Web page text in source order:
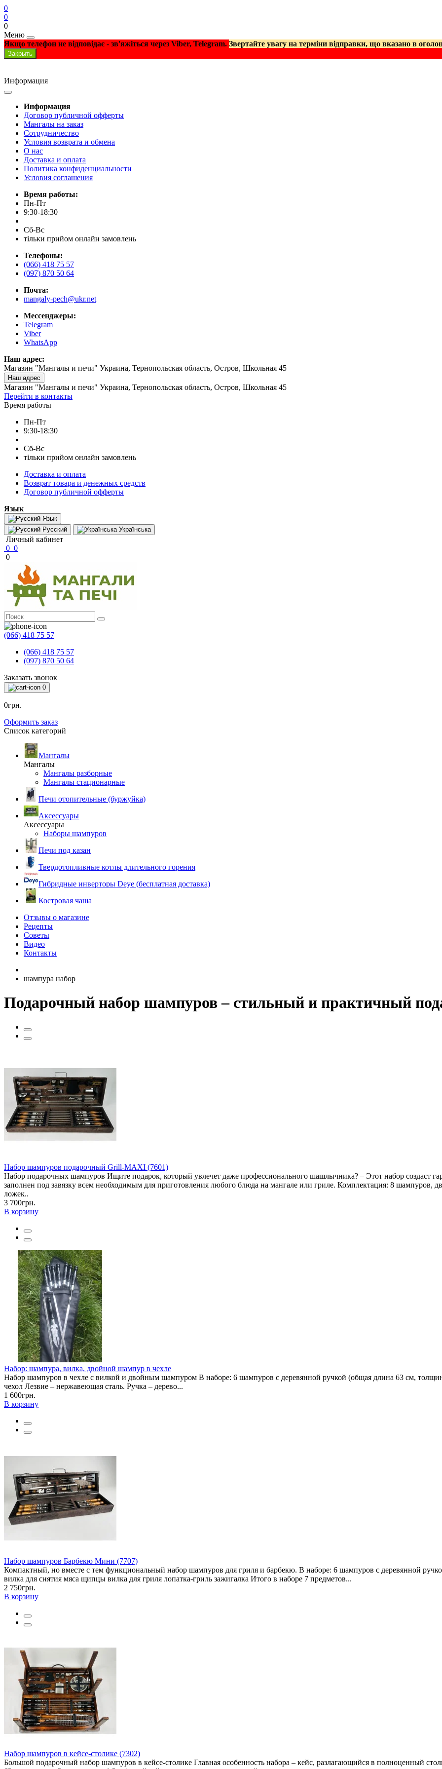
0
0
0
Меню
Якщо телефон не відповідає - зв'яжіться через Viber, Telegram. Звертайте увагу на терміни відправки, що вказано в
Закрыть
Информация
Информация
Договор публичной офферты
Мангалы на заказ
Сотрудничество
Условия возврата и обмена
О нас
Доставка и оплата
Политика конфиденциальности
Условия соглашения
Время работы:
Пн-Пт
9:30-18:30
Сб-Вс
тільки прийом онлайн замовлень
Телефоны:
(066) 418 75 57
(097) 870 50 64
Почта:
mangaly-pech@ukr.net
Мессенджеры:
Telegram
Viber
WhatsApp
Наш адрес:
Магазин "Мангалы и печи" Украина, Тернопольская область, Остров, Школьная 45
Наш адрес
Магазин "Мангалы и печи" Украина, Тернопольская область, Остров, Школьная 45
Перейти в контакты
Время работы
Пн-Пт
9:30-18:30
Сб-Вс
тільки прийом онлайн замовлень
Доставка и оплата
Возврат товара и денежных средств
Договор публичной офферты
Язык
Язык
Русский
Українська
Личный кабинет
0 0
0
(066) 418 75 57
(066) 418 75 57
(097) 870 50 64
Заказать звонок
0
0грн.
Оформить заказ
Список категорий
Мангалы
Мангалы
Мангалы разборные
Мангалы стационарные
Печи отопительные (буржуйка)
Аксессуары
Аксессуары
Наборы шампуров
Печи под казан
Твердотопливные котлы длительного горения
Гибридные инверторы Deye (бесплатная доставка)
Костровая чаша
Отзывы о магазине
Рецепты
Советы
Видео
Контакты
шампура набор
Подарочный набор шампуров – стильный и практичный
Набор шампуров подарочный Grill-MAXI (7601)
Набор подарочных шампуров Ищите подарок, который увлечет даже профессионального шашлычника? – Этот набор создаст
заполнен под завязку всем необходимым для приготовления любого блюда на мангале или гриле. Комплектация: 8
ложек..
3 700грн.
В корзину
Набор: шампура, вилка, двойной шампур в чехле
Набор шампуров в чехле с вилкой и двойным шампуром В наборе: 6 шампуров с деревянной ручкой (общая длина 63 см,
чехол Лезвие – нержавеющая сталь. Ручка – дерево...
1 600грн.
В корзину
Набор шампуров Барбекю Мини (7707)
Компактный, но вместе с тем функциональный набор шампуров для гриля и барбекю. В наборе: 6 шампуров с деревянной
вилка для снятия мяса щипцы вилка для гриля лопатка-гриль зажигалка Итого в наборе 7 предметов...
2 750грн.
В корзину
Набор шампуров в кейсе-столике (7302)
Большой подарочный набор шампуров в кейсе-столике Главная особенность набора – кейс, разлагающийся в полноценный